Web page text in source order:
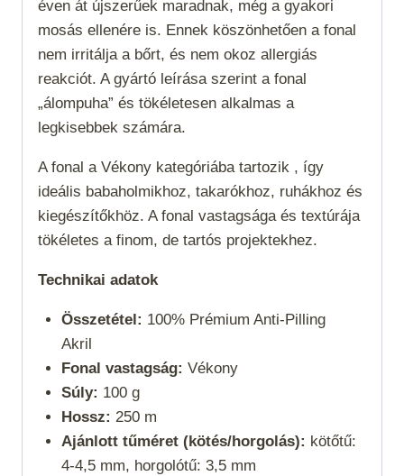
éven át újszerűek maradnak, még a gyakori
mosás ellenére is. Ennek köszönhetően a fonal
nem irritálja a bőrt, és nem okoz allergiás
reakciót. A gyártó leírása szerint a fonal
„álompuha” és tökéletesen alkalmas a
legkisebbek számára.
A fonal a Vékony kategóriába tartozik , így
ideális babaholmikhoz, takarókhoz, ruhákhoz és
kiegészítőkhöz. A fonal vastagsága és textúrája
tökéletes a finom, de tartós projektekhez.
Technikai adatok
Összetétel: 100% Prémium Anti-Pilling
Akril
Fonal vastagság: Vékony
Súly: 100 g
Hossz: 250 m
Ajánlott tűméret (kötés/horgolás): kötőtű:
4-4,5 mm, horgolótű: 3,5 mm